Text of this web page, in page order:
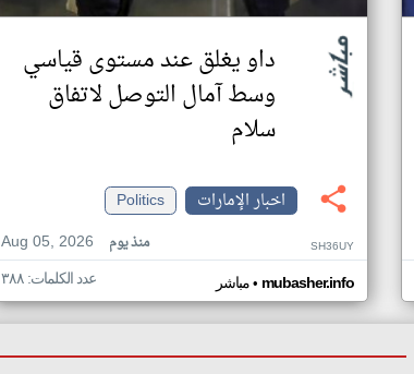
داو يغلق عند مستوى قياسي
وسط آمال التوصل لاتفاق
سلام
اخبار الإمارات
Politics
Aug 05, 2026
منذ يوم SH36UY
مباشر• mubasher.info عدد الكلمات: ٣٨٨